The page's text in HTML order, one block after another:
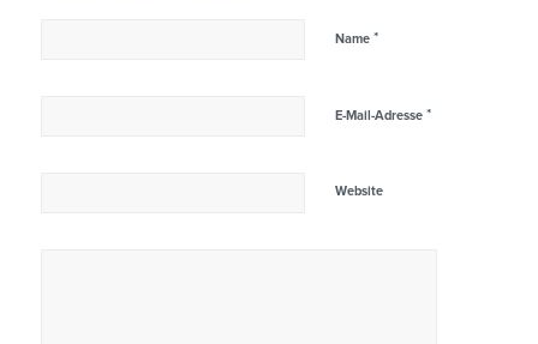
Name *
E-Mail-Adresse *
Website